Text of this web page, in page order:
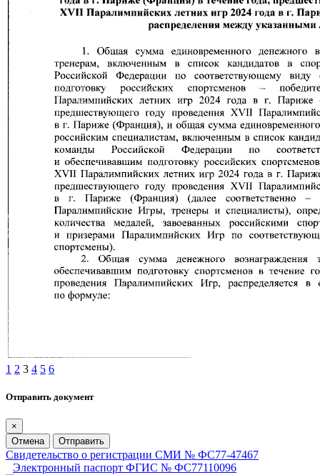
1 2 3 4 5 6
Отправить документ
×
Отмена
Отправить
Свидетельство о регистрации СМИ № ФС77-47467
Электронный паспорт ФГИС № ФС77110096